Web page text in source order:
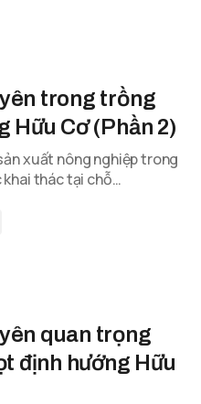
trong trồng
Hữu Cơ (Phần 2)
xuất nông nghiệp trong
thác tại chỗ…
quan trọng
định hướng Hữu